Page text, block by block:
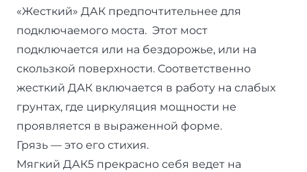
«Жесткий» ДАК предпочтительнее для
подключаемого моста. Этот мост
подключается или на бездорожье, или на
скользкой поверхности. Соответственно
жесткий ДАК включается в работу на слабых
грунтах, где циркуляция мощности не
проявляется в выраженной форме.
Грязь — это его стихия.
Мягкий ДАК5 прекрасно себя ведет на